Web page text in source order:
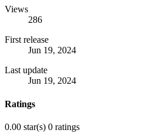
Views
286
First release
Jun 19, 2024
Last update
Jun 19, 2024
Ratings
0.00 star(s) 0 ratings